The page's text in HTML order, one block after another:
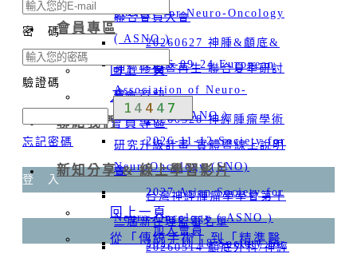
聯合會員大會
20260627 神腫&顱底&
神經修復暨再生 聯合夏季研討
會
20260328 神經腫瘤學術
研究升級計畫-實體暨線上說明
會
台灣神經腫瘤學學會第十
二屆新任理監事名單
20260314 顱底外科/神經
Society for Neuro-Oncology
( ASNO )
2026-09-24 European
Association of Neuro-
Oncology (EANO )
2026-11-12 Society for
NeuroOncology (SNO)
2027 Asian Society for
Neuro-Oncology ( ASNO )
2027-11-18 Society for
會員專區
回上一頁
入會資訊
會員專區
聯絡我們
新知分享 & 線上學習影片
回上一頁
從「傳統手術」到「精準醫
密 碼
驗證碼
忘記密碼
登 入
加入會員